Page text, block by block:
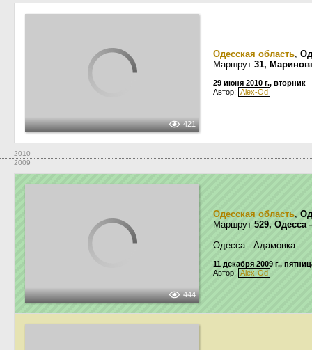
421
Одесская область,
Маршрут 31,
29 июня 2010 г., вторник
Автор: Alex-Od
2010
2009
444
Одесская область,
Маршрут 529,
Одесса - Адамовка
11 декабря 2009 г.,
Автор: Alex-Od